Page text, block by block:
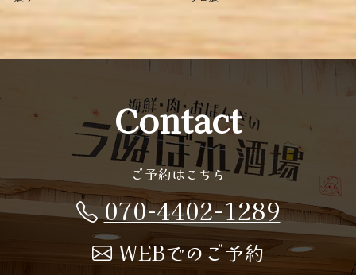
Contact
ご予約はこちら
070-4402-1289
WEBでのご予約